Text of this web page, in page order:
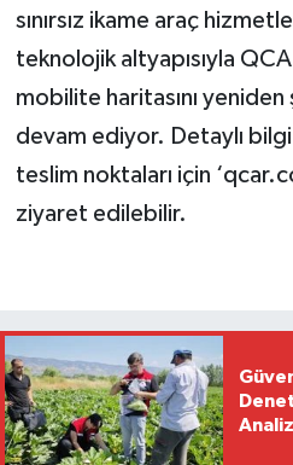
sınırsız ikame araç
teknolojik altyapısıyla
mobilite haritasını
devam ediyor. Detaylı bilgi
teslim noktaları için
ziyaret edilebilir.
Analiz